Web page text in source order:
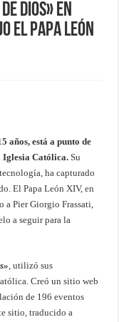
Dios» en
el Papa León
años, está a punto de
Iglesia Católica. Su
ha capturado
El Papa León XIV, en
a Pier Giorgio Frassati,
a seguir para la
, utilizó sus
Creó un sitio web
de 196 eventos
sitio, traducido a